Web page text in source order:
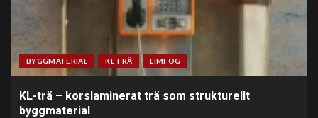
BYGGMATERIAL KL TRÄ LIMFOG
KL-trä – korslaminerat trä som strukturellt
byggmaterial